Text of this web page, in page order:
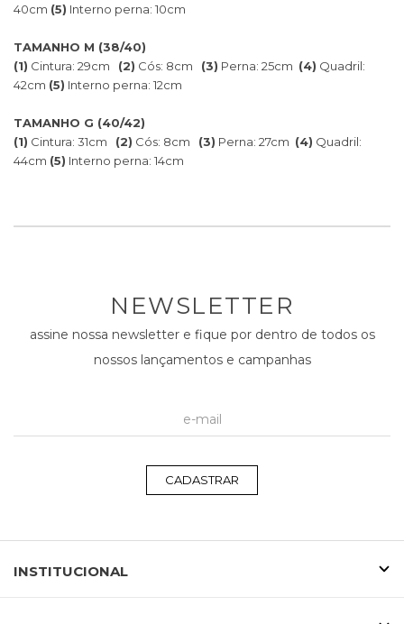
40cm (5) Interno perna: 10cm
TAMANHO M (38/40)
(1) Cintura: 29cm (2) Cós: 8cm (3) Perna: 25cm (4) Quadril:
42cm (5) Interno perna: 12cm
TAMANHO G (40/42)
(1) Cintura: 31cm (2) Cós: 8cm (3) Perna: 27cm (4) Quadril:
44cm (5) Interno perna: 14cm
NEWSLETTER
assine nossa newsletter e fique por dentro de todos os
nossos lançamentos e campanhas
CADASTRAR
INSTITUCIONAL